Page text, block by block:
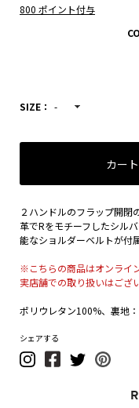
800 ポイント付与
SIZE： -
カー
２ハンドルのフラップ開閉
革でRをモチーフしたシル
能なショルダーベルトが付
※こちらの商品はオンライ
実店舗での取り扱いはござ
ポリウレタン100%、裏地
シェアする